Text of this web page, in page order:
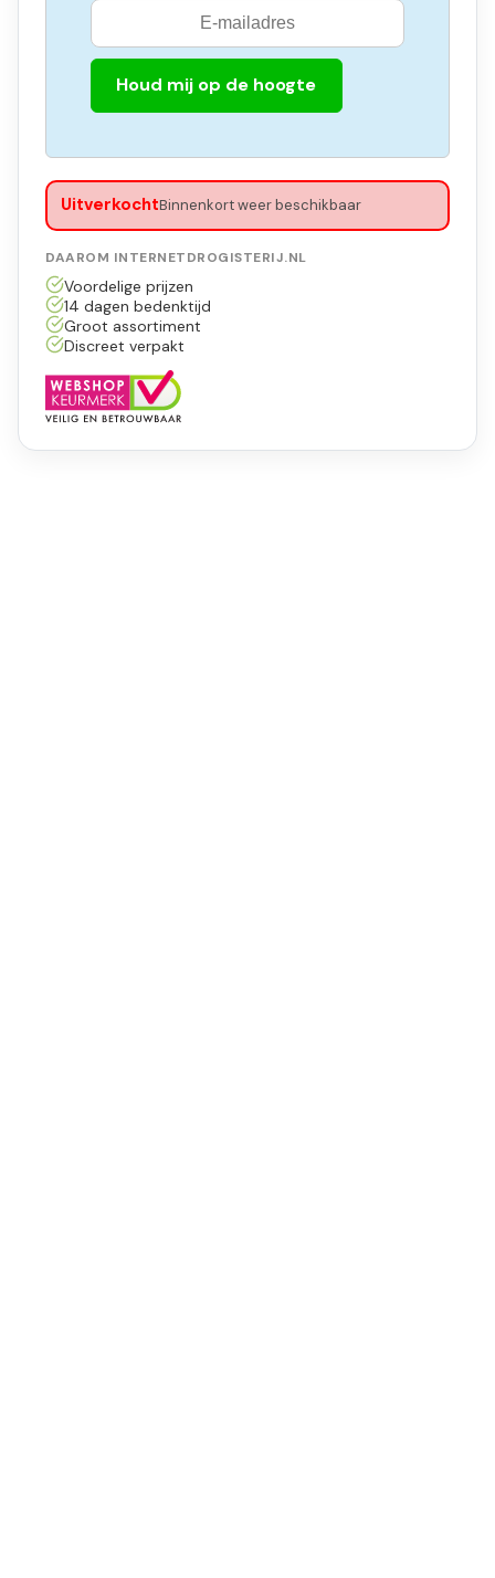
Houd mij op de hoogte
UitverkochtBinnenkort weer beschikbaar
DAAROM INTERNETDROGISTERIJ.NL
Voordelige prijzen
14 dagen bedenktijd
Groot assortiment
Discreet verpakt